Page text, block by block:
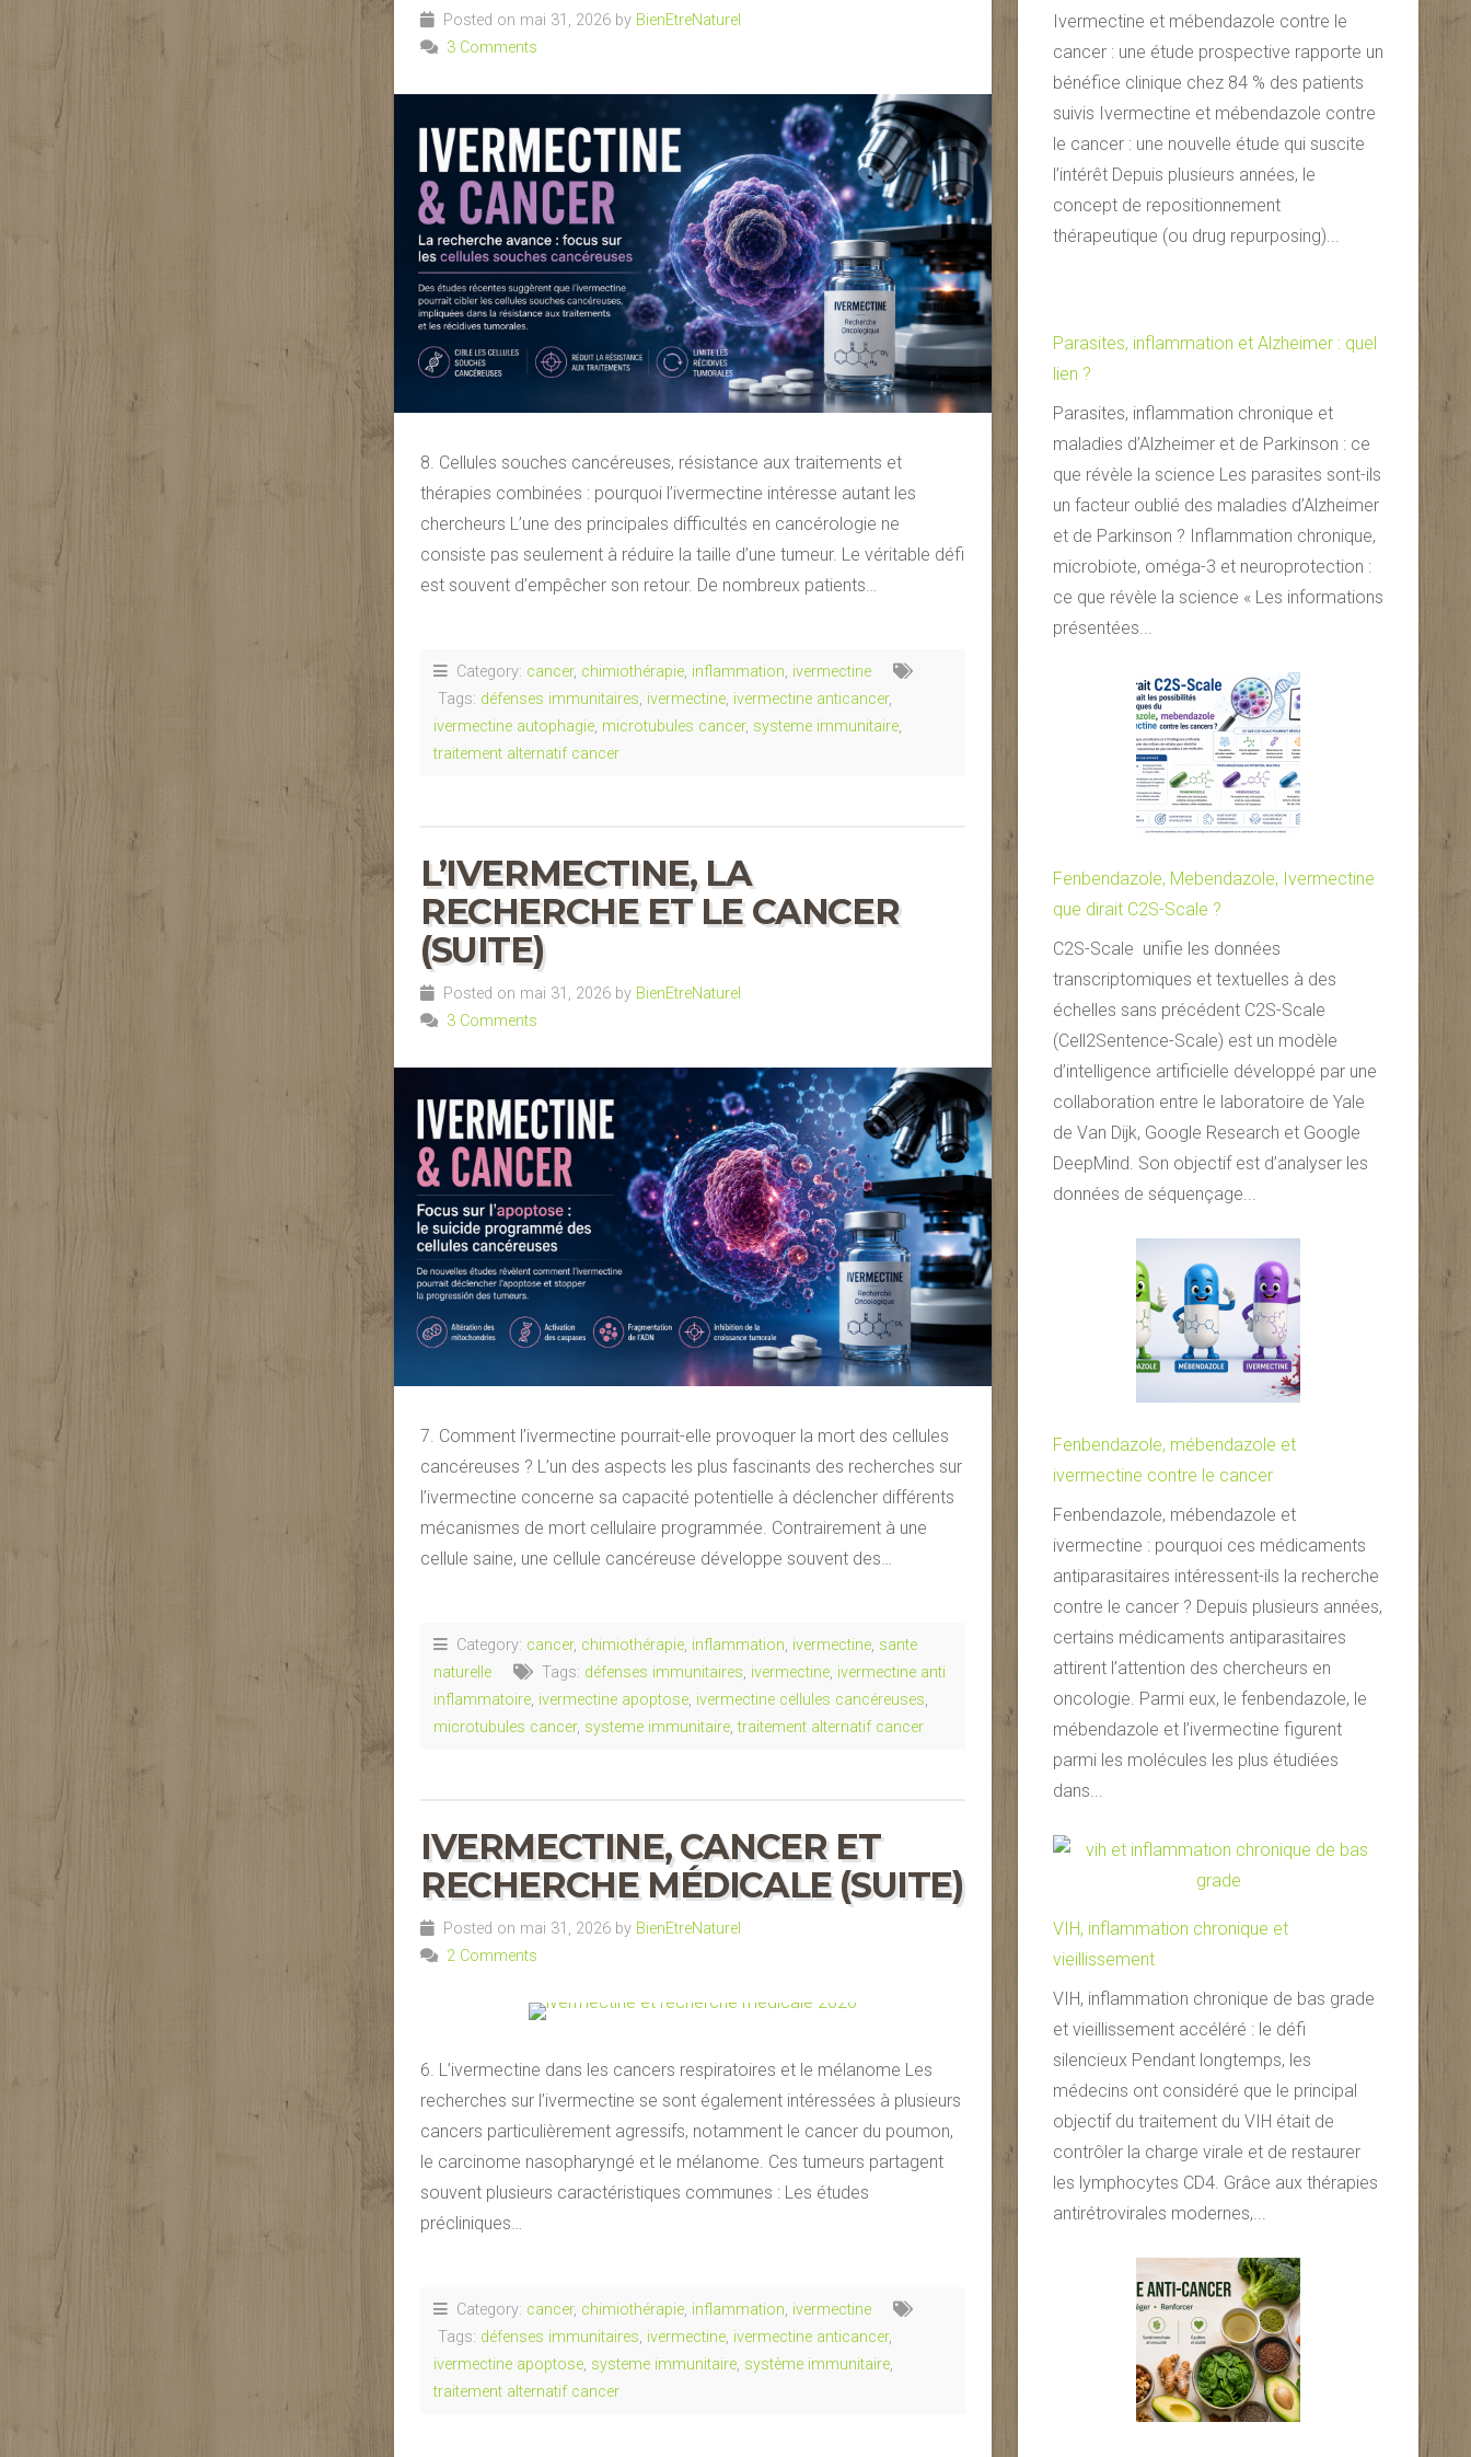
Posted on mai 31, 2026 by BienEtreNaturel
3 Comments
8. Cellules souches cancéreuses, résistance aux traitements et
thérapies combinées : pourquoi l’ivermectine intéresse autant les
chercheurs L’une des principales difficultés en cancérologie ne
consiste pas seulement à réduire la taille d’une tumeur. Le véritable défi
est souvent d’empêcher son retour. De nombreux patients…
Category: cancer, chimiothérapie, inflammation, ivermectine
Tags: défenses immunitaires, ivermectine, ivermectine anticancer,
ivermectine autophagie, microtubules cancer, systeme immunitaire,
traitement alternatif cancer
L’IVERMECTINE, LA
RECHERCHE ET LE CANCER
(SUITE)
Posted on mai 31, 2026 by BienEtreNaturel
3 Comments
7. Comment l’ivermectine pourrait-elle provoquer la mort des cellules
cancéreuses ? L’un des aspects les plus fascinants des recherches sur
l’ivermectine concerne sa capacité potentielle à déclencher différents
mécanismes de mort cellulaire programmée. Contrairement à une
cellule saine, une cellule cancéreuse développe souvent des…
Category: cancer, chimiothérapie, inflammation, ivermectine, sante
naturelle
Tags: défenses immunitaires, ivermectine, ivermectine anti
inflammatoire, ivermectine apoptose, ivermectine cellules cancéreuses,
microtubules cancer, systeme immunitaire,traitement alternatif cancer
IVERMECTINE, CANCER ET
RECHERCHE MÉDICALE (SUITE)
Posted on mai 31, 2026 by BienEtreNaturel
2 Comments
6. L’ivermectine dans les cancers respiratoires et le mélanome Les
recherches sur l’ivermectine se sont également intéressées à plusieurs
cancers particulièrement agressifs, notamment le cancer du poumon,
le carcinome nasopharyngé et le mélanome. Ces tumeurs partagent
souvent plusieurs caractéristiques communes : Les études
précliniques…
Category: cancer, chimiothérapie, inflammation, ivermectine
Tags: défenses immunitaires, ivermectine, ivermectine anticancer,
ivermectine apoptose, systeme immunitaire, système immunitaire,
traitement alternatif cancer
Ivermectine et mébendazole contre le
cancer : une étude prospective rapporte un
bénéfice clinique chez 84 % des patients
suivis Ivermectine et mébendazole contre
le cancer : une nouvelle étude qui suscite
l’intérêt Depuis plusieurs années, le
concept de repositionnement
thérapeutique (ou drug repurposing)...
Parasites, inflammation et Alzheimer : quel
lien ?
Parasites, inflammation chronique et
maladies d’Alzheimer et de Parkinson : ce
que révèle la science Les parasites sont-ils
un facteur oublié des maladies d’Alzheimer
et de Parkinson ? Inflammation chronique,
microbiote, oméga-3 et neuroprotection :
ce que révèle la science « Les informations
présentées...
Fenbendazole, Mebendazole, Ivermectine
que dirait C2S-Scale ?
C2S-Scale unifie les données
transcriptomiques et textuelles à des
échelles sans précédent C2S-Scale
(Cell2Sentence-Scale) est un modèle
d’intelligence artificielle développé par une
collaboration entre le laboratoire de Yale
de Van Dijk, Google Research et Google
DeepMind. Son objectif est d’analyser les
données de séquençage...
Fenbendazole, mébendazole et
ivermectine contre le cancer
Fenbendazole, mébendazole et
ivermectine : pourquoi ces médicaments
antiparasitaires intéressent-ils la recherche
contre le cancer ? Depuis plusieurs années,
certains médicaments antiparasitaires
attirent l’attention des chercheurs en
oncologie. Parmi eux, le fenbendazole, le
mébendazole et l’ivermectine figurent
parmi les molécules les plus étudiées
dans...
VIH, inflammation chronique et
vieillissement
VIH, inflammation chronique de bas grade
et vieillissement accéléré : le défi
silencieux Pendant longtemps, les
médecins ont considéré que le principal
objectif du traitement du VIH était de
contrôler la charge virale et de restaurer
les lymphocytes CD4. Grâce aux thérapies
antirétrovirales modernes,...